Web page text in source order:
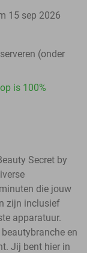
15 sep 2026
(onder
is 100%
Secret by
die jouw
zijn inclusief
apparatuur.
en
Jij bent hier in